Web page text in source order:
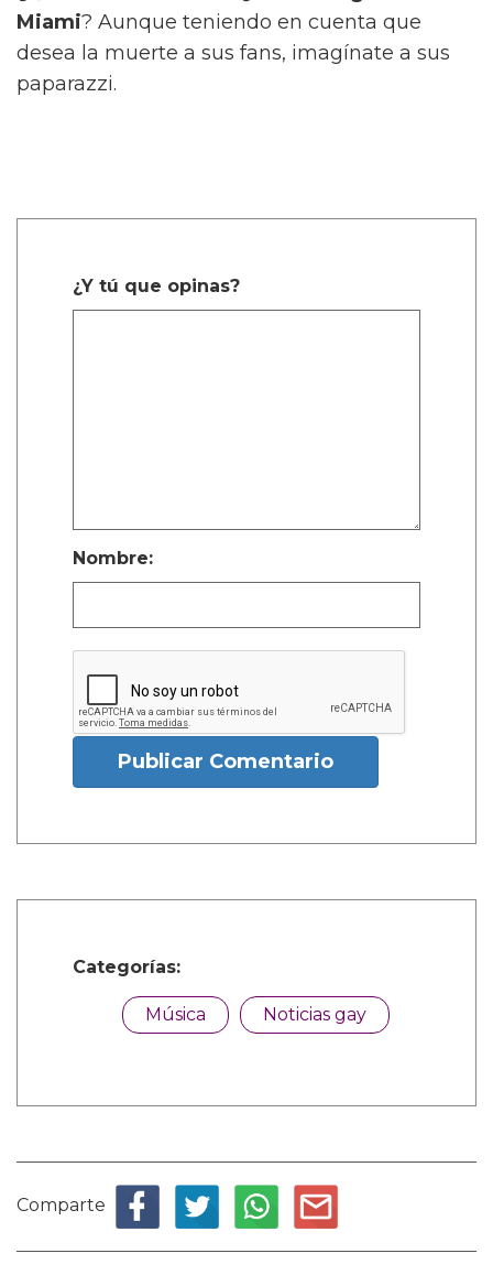
Miami? Aunque teniendo en cuenta que
desea la muerte a sus fans, imagínate a sus
paparazzi.
¿Y tú que opinas?
Nombre:
Publicar Comentario
Categorías:
Música Noticias gay
Comparte